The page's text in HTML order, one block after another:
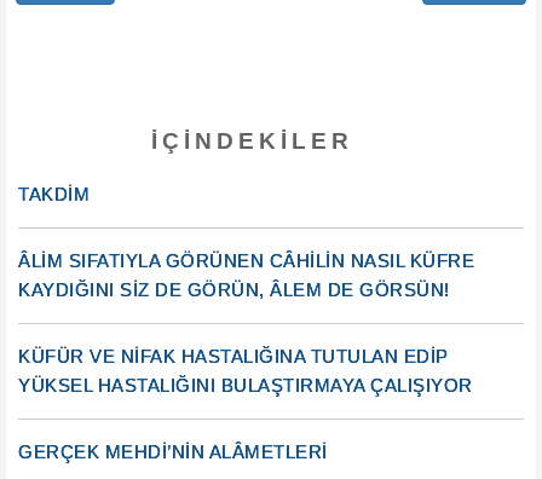
İÇINDEKILER
TAKDİM
ÂLİM SIFATIYLA GÖRÜNEN CÂHİLİN NASIL KÜFRE
KAYDIĞINI SİZ DE GÖRÜN, ÂLEM DE GÖRSÜN!
KÜFÜR VE NİFAK HASTALIĞINA TUTULAN EDİP
YÜKSEL HASTALIĞINI BULAŞTIRMAYA ÇALIŞIYOR
GERÇEK MEHDİ’NİN ALÂMETLERİ